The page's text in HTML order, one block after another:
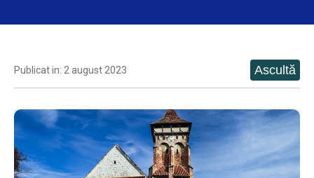
Publicat in: 2 august 2023